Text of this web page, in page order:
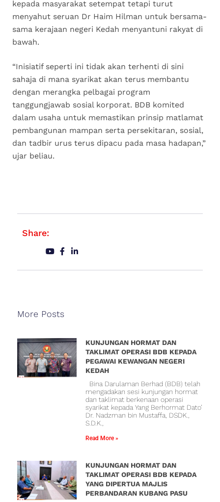
kepada masyarakat setempat tetapi turut
menyahut seruan Dr Haim Hilman untuk bersama-
sama kerajaan negeri Kedah menyantuni rakyat di
bawah.
“Inisiatif seperti ini tidak akan terhenti di sini
sahaja di mana syarikat akan terus membantu
dengan merangka pelbagai program
tanggungjawab sosial korporat. BDB komited
dalam usaha untuk memastikan prinsip matlamat
pembangunan mampan serta persekitaran, sosial,
dan tadbir urus terus dipacu pada masa hadapan,”
ujar beliau.
Share:
More Posts
KUNJUNGAN HORMAT DAN
TAKLIMAT OPERASI BDB KEPADA
PEGAWAI KEWANGAN NEGERI
KEDAH
Bina Darulaman Berhad (BDB) telah
mengadakan sesi kunjungan hormat
dan taklimat berkenaan operasi
syarikat kepada Yang Berhormat Dato’
Dr. Nadzman bin Mustaffa, DSDK.,
S.D.K.,
Read More »
KUNJUNGAN HORMAT DAN
TAKLIMAT OPERASI BDB KEPADA
YANG DIPERTUA MAJLIS
PERBANDARAN KUBANG PASU